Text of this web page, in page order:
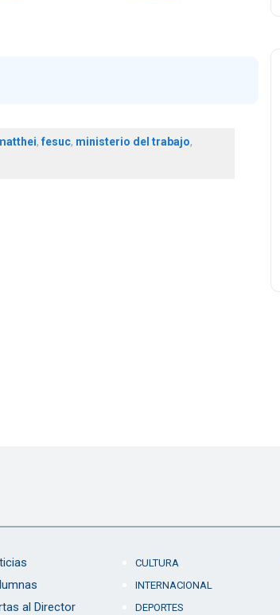
,fesuc, ministerio del trabajo,
al Director
CULTURA
INTERNACIONAL
DEPORTES